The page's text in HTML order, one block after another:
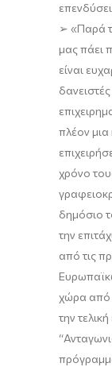
➢ «Παρά
μας πάει
είναι
πλέον μια
χρόνο
δημόσιο
την
από τις
χώρα από
την